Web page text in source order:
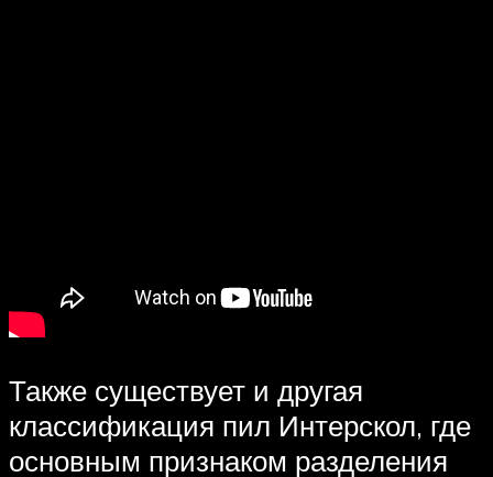
Также существует и другая
классификация пил Интерскол, где
основным признаком разделения